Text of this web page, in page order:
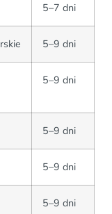
5–7 dni
5–9 dni
5–9 dni
5–9 dni
5–9 dni
5–9 dni